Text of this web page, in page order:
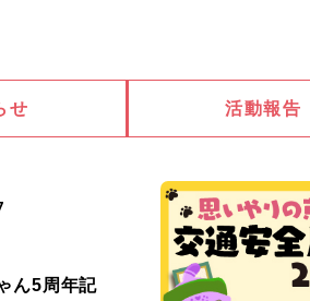
せ 活動報告
ん5周年記